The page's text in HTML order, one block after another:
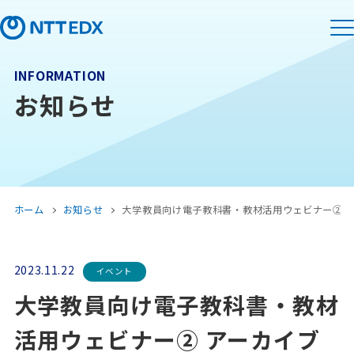
INFORMATION
お知らせ
ホーム お知らせ 大学教員向け電子教科書・教材活用ウェビナー②
2023.11.22 イベント
大学教員向け電子教科書・教材
活用ウェビナー② アーカイブ